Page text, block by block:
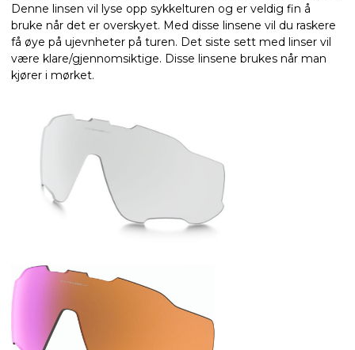
Denne linsen vil lyse opp sykkelturen og er veldig fin å
bruke når det er overskyet. Med disse linsene vil du raskere
få øye på ujevnheter på turen. Det siste sett med linser vil
være klare/gjennomsiktige. Disse linsene brukes når man
kjører i mørket.